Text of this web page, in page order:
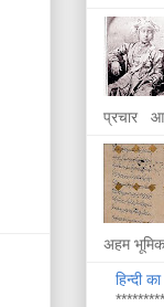
प्रचार
अहम
हिन्दी